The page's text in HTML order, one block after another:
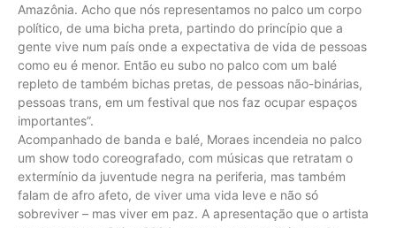
Amazônia. Acho que nós representamos no palco um corpo
político, de uma bicha preta, partindo do princípio que a
gente vive num país onde a expectativa de vida de pessoas
como eu é menor. Então eu subo no palco com um balé
repleto de também bichas pretas, de pessoas não-binárias,
pessoas trans, em um festival que nos faz ocupar espaços
importantes”.
Acompanhado de banda e balé, Moraes incendeia no palco
um show todo coreografado, com músicas que retratam o
extermínio da juventude negra na periferia, mas também
falam de afro afeto, de viver uma vida leve e não só
sobreviver – mas viver em paz. A apresentação que o artista